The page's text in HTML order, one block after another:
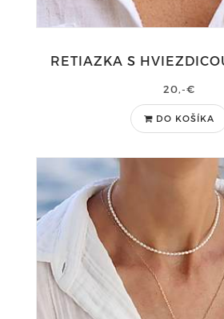
RETIAZKA S
20,-€
DO KOŠÍKA